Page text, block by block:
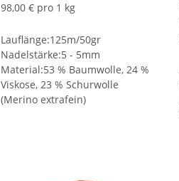
98,00 € pro 1 kg
Lauflänge:125m/50gr
Nadelstärke:5 - 5mm
Material:53 % Baumwolle, 24 %
Viskose, 23 % Schurwolle
(Merino extrafein)